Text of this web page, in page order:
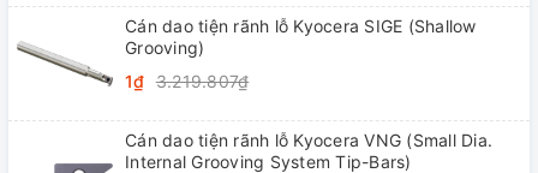
Cán dao tiện rãnh lỗ Kyocera SIGE (Shallow
Grooving)
1₫ 3.219.807₫
Cán dao tiện rãnh lỗ Kyocera VNG (Small Dia.
Internal Grooving System Tip-Bars)